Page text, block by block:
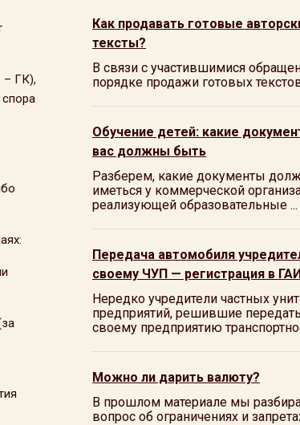
– ГК),
Как продавать готовые
тексты?
В связи с участившимися
порядке продажи готовых
Обучение детей: какие
вас должны быть
Разберем, какие документы
иметься у коммерческой
реализующей образовательные ...
Передача автомобиля
своему ЧУП — регистрация в
Нередко учредители частных
предприятий, решившие передать
своему предприятию
Можно ли дарить валюту?
В прошлом материале мы
вопрос об ограничениях и